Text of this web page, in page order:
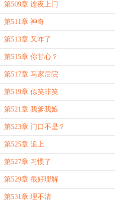
第509章 连夜上门
第511章 神奇
第513章 又咋了
第515章 你甘心？
第517章 马家后院
第519章 似笑非笑
第521章 我爹我娘
第523章 门口不是？
第525章 追上
第527章 习惯了
第529章 很好理解
第531章 理不清